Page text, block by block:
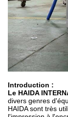
Introduction :
Le HAIDA
divers genres
HAIDA sont très